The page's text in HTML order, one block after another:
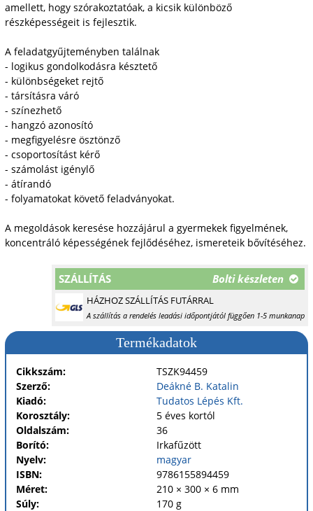
amellett, hogy szórakoztatóak, a kicsik különböző
részképességeit is fejlesztik.
A feladatgyűjteményben találnak
- logikus gondolkodásra késztető
- különbségeket rejtő
- társításra váró
- színezhető
- hangzó azonosító
- megfigyelésre ösztönző
- csoportosítást kérő
- számolást igénylő
- átírandó
- folyamatokat követő feladványokat.
A megoldások keresése hozzájárul a gyermekek figyelmének,
koncentráló képességének fejlődéséhez, ismereteik bővítéséhez.
SZÁLLÍTÁS Bolti készleten
HÁZHOZ SZÁLLÍTÁS FUTÁRRAL
A szállítás a rendelés leadási időpontjától függően 1-5 munkanap
Termékadatok
Cikkszám:
TSZK94459
Szerző:
Deákné B. Katalin
Kiadó:
Tudatos Lépés Kft.
Korosztály:
5 éves kortól
Oldalszám:
36
Borító:
Irkafűzött
Nyelv:
magyar
ISBN:
9786155894459
Méret:
210 × 300 × 6 mm
Súly:
170 g